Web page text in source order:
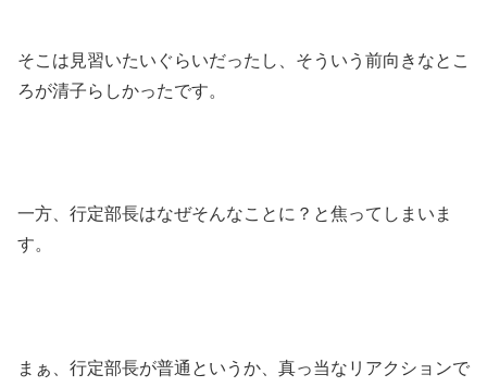
そこは見習いたいぐらいだったし、そういう前向きなとこ
ろが清子らしかったです。
一方、行定部長はなぜそんなことに？と焦ってしまいま
す。
まぁ、行定部長が普通というか、真っ当なリアクションで